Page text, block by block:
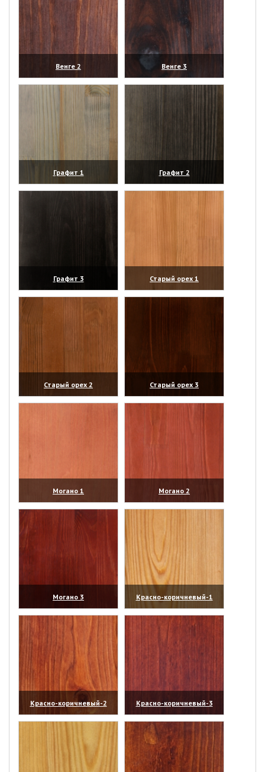
Венге 2
(увеличить)
Венге 3
(увеличить)
Графит 1
(увеличить)
Графит 2
(увеличить)
Графит 3
(увеличить)
Старый орех 1
(увеличить)
Старый орех 2
(увеличить)
Старый орех 3
(увеличить)
Могано 1
(увеличить)
Могано 2
(увеличить)
Могано 3
(увеличить)
Красно-коричневый-1
(увеличить)
Красно-коричневый-2
(увеличить)
Красно-коричневый-3
(увеличить)